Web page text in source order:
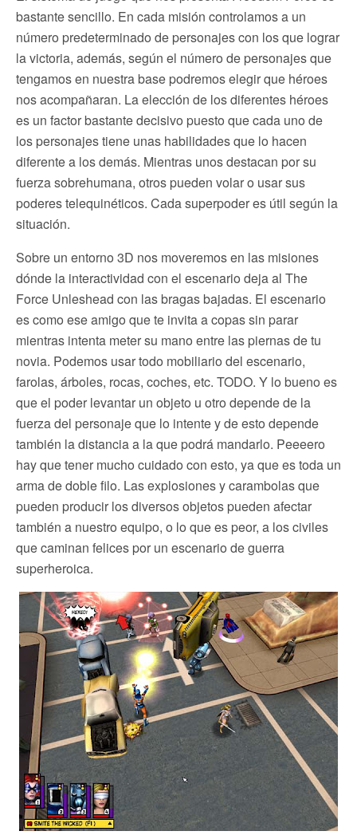
bastante sencillo. En cada misión controlamos a un
número predeterminado de personajes con los que lograr
la victoria, además, según el número de personajes que
tengamos en nuestra base podremos elegir que héroes
nos acompañaran. La elección de los diferentes héroes
es un factor bastante decisivo puesto que cada uno de
los personajes tiene unas habilidades que lo hacen
diferente a los demás. Mientras unos destacan por su
fuerza sobrehumana, otros pueden volar o usar sus
poderes telequinéticos. Cada superpoder es útil según la
situación.
Sobre un entorno 3D nos moveremos en las misiones
dónde la interactividad con el escenario deja al The
Force Unleshead con las bragas bajadas. El escenario
es como ese amigo que te invita a copas sin parar
mientras intenta meter su mano entre las piernas de tu
novia. Podemos usar todo mobiliario del escenario,
farolas, árboles, rocas, coches, etc. TODO. Y lo bueno es
que el poder levantar un objeto u otro depende de la
fuerza del personaje que lo intente y de esto depende
también la distancia a la que podrá mandarlo. Peeeero
hay que tener mucho cuidado con esto, ya que es toda un
arma de doble filo. Las explosiones y carambolas que
pueden producir los diversos objetos pueden afectar
también a nuestro equipo, o lo que es peor, a los civiles
que caminan felices por un escenario de guerra
superheroica.